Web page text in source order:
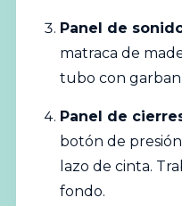
Panel de
matraca de
tubo con
Panel de
botón de
lazo de cinta.
fondo.